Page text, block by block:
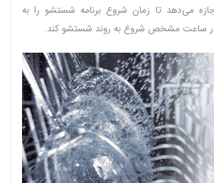
می‌دهد تا زمان شروع برنامه شستشو را به
در ساعت مشخص شروع به روند شستشو کند.